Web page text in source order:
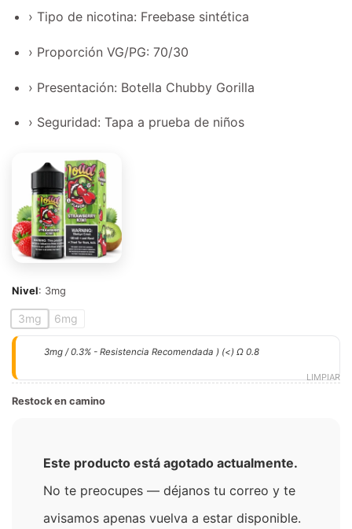
› Tipo de nicotina: Freebase sintética
› Proporción VG/PG: 70/30
› Presentación: Botella Chubby Gorilla
› Seguridad: Tapa a prueba de niños
Nivel: 3mg
3mg 6mg
LIMPIAR
3mg / 0.3% - Resistencia Recomendada ) (<) Ω 0.8
Restock en camino
Este producto está agotado actualmente.
No te preocupes — déjanos tu correo y te
avisamos apenas vuelva a estar disponible.